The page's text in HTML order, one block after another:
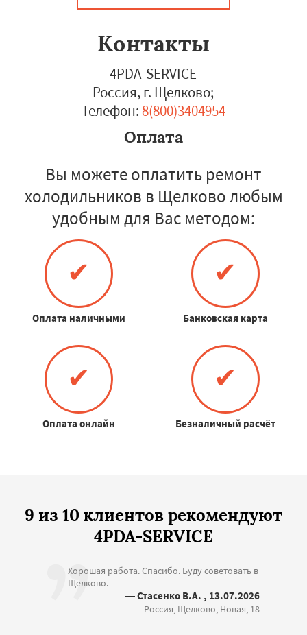
Контакты
4PDA-SERVICE
Россия, г. Щелково;
Телефон: 8(800)3404954
Оплата
Вы можете оплатить ремонт
холодильников в Щелково любым
удобным для Вас методом:
✔
Оплата наличными
✔
Банковская карта
✔
Оплата онлайн
✔
Безналичный расчёт
9 из 10 клиентов рекомендуют
4PDA-SERVICE
Хорошая работа. Спасибо. Буду советовать в
Щелково.
— Стасенко В.А. , 13.07.2026
Россия, Щелково, Новая, 18